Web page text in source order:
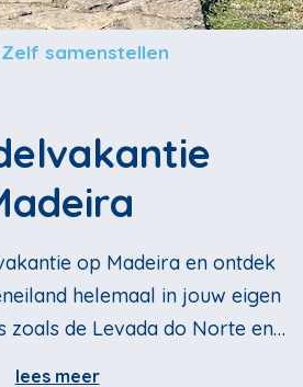
Zelf samenstellen
op Madeira en ontdek
helemaal in jouw eigen
zoals de Levada do Norte en
lees meer